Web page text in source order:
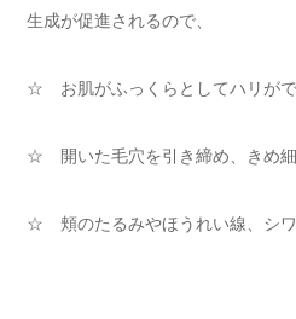
生成が促進されるので、
☆ お肌がふっくらとしてハリがで
☆ 開いた毛穴を引き締め、きめ細
☆ 頬のたるみやほうれい線、シワ